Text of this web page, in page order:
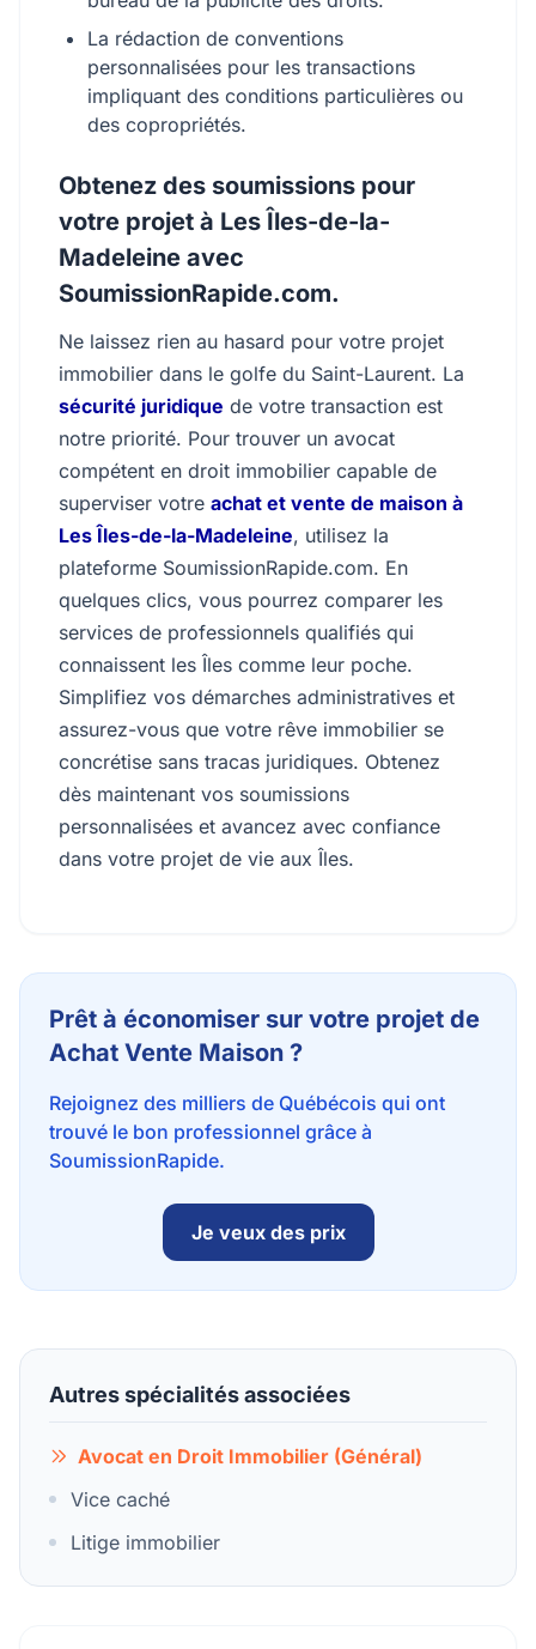
La rédaction de conventions
personnalisées pour les transactions
impliquant des conditions particulières ou
des copropriétés.
Obtenez des soumissions pour
votre projet à Les Îles-de-la-
Madeleine avec
SoumissionRapide.com.
Ne laissez rien au hasard pour votre projet
immobilier dans le golfe du Saint-Laurent. La
sécurité juridique de votre transaction est
notre priorité. Pour trouver un avocat
compétent en droit immobilier capable de
superviser votre achat et vente de maison à
Les Îles-de-la-Madeleine, utilisez la
plateforme SoumissionRapide.com. En
quelques clics, vous pourrez comparer les
services de professionnels qualifiés qui
connaissent les Îles comme leur poche.
Simplifiez vos démarches administratives et
assurez-vous que votre rêve immobilier se
concrétise sans tracas juridiques. Obtenez
dès maintenant vos soumissions
personnalisées et avancez avec confiance
dans votre projet de vie aux Îles.
Prêt à économiser sur votre projet de
Achat Vente Maison ?
Rejoignez des milliers de Québécois qui ont
trouvé le bon professionnel grâce à
SoumissionRapide.
Je veux des prix
Autres spécialités associées
Avocat en Droit Immobilier (Général)
Vice caché
Litige immobilier